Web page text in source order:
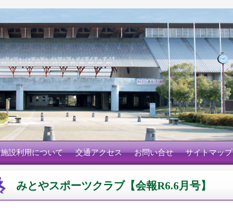
施設利用について 交通アクセス お問い合せ サイトマップ
みとやスポーツクラブ【会報R6.6月号】